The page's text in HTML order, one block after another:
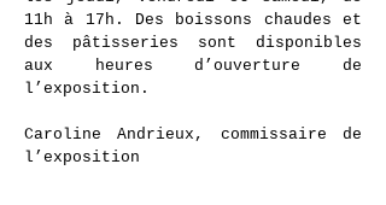
11h à 17h. Des boissons chaudes et
des pâtisseries sont disponibles
aux heures d’ouverture de
l’exposition.
Caroline Andrieux, commissaire de
l’exposition